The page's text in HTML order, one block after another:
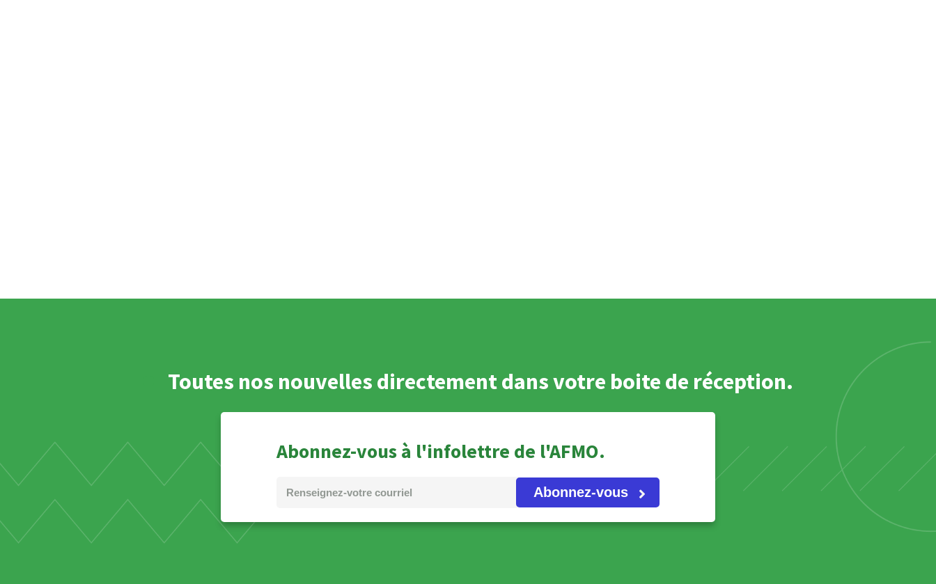
Toutes nos nouvelles directement dans votre boite de réception.
Abonnez-vous à l'infolettre de l'AFMO.
Abonnez-vous